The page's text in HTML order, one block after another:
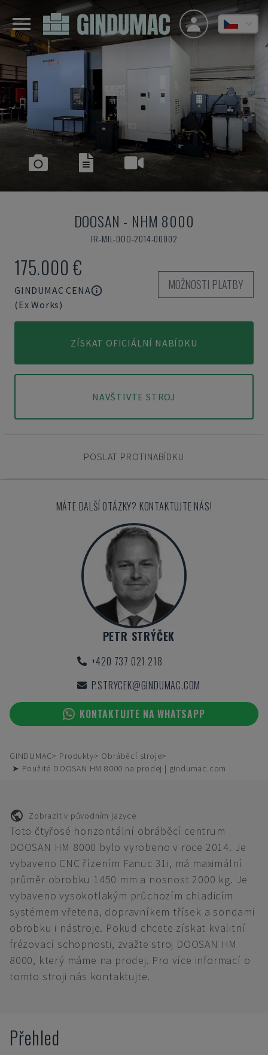
DOOSAN - NHM 8000
FR-MIL-DOO-2014-00002
175.000 €
GINDUMAC CENA
(Ex Works)
MOŽNOSTI PLATBY
ZÍSKAT OFICIÁLNÍ NABÍDKU
NAVŠTIVTE STROJ
POSLAT PROTINABÍDKU
MÁTE DALŠÍ OTÁZKY? KONTAKTUJTE NÁS!
PETR STRÝČEK
+420 737 021 218
P.STRYCEK@GINDUMAC.COM
KONTAKTUJTE NA WHATSAPP
GINDUMAC Produkty
Obráběcí stroje
➤ Použité DOOSAN HM 8000 na prodej | gindumac.com
Zobrazit v původním jazyce
Toto čtyřosé horizontální obráběcí centrum
DOOSAN HM 8000 bylo vyrobeno v roce 2014. Je
vybaveno CNC řízením Fanuc 31i, má maximální
průměr obrobku 1450 mm a nosnost 2000 kg. Je
vybaveno vysokotlakým průchozím chladicím
systémem vřetena, dopravníkem třísek a sondami
obrobku i nástroje. Pokud chcete získat kvalitní
frézovací schopnosti, zvažte stroj DOOSAN HM
8000, který máme na prodej. Pro více informací o
tomto stroji nás kontaktujte.
Přehled